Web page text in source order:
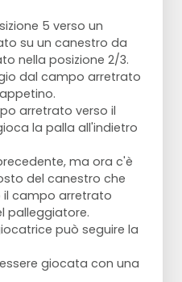
5 verso un
su un canestro da
nella posizione 2/3.
dal campo arretrato
arretrato verso il
la palla all'indietro
ma ora c'è
del canestro che
il campo arretrato
palleggiatore.
può seguire la
giocata con una